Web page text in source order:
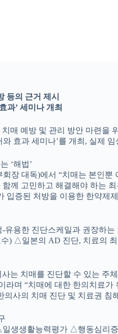
등의 근거 제시
과’ 세미나 개최
매 예방 및 관리 방안 마련을
효과 세미나’를 개최, 실제
‘해법’
장 대독)에서 “치매는 본인
께 고민하고 해결해야 하는
입증된 처방을 이용한 한약제
용한 진단스케일과 권장하
) △일본의 AD 진단, 치료의
는 치매를 진단할 수 있는 주
라며 “치매에 대한 한의치료
사의 치매 진단 및 치료권
생생활능력평가 △행동심리